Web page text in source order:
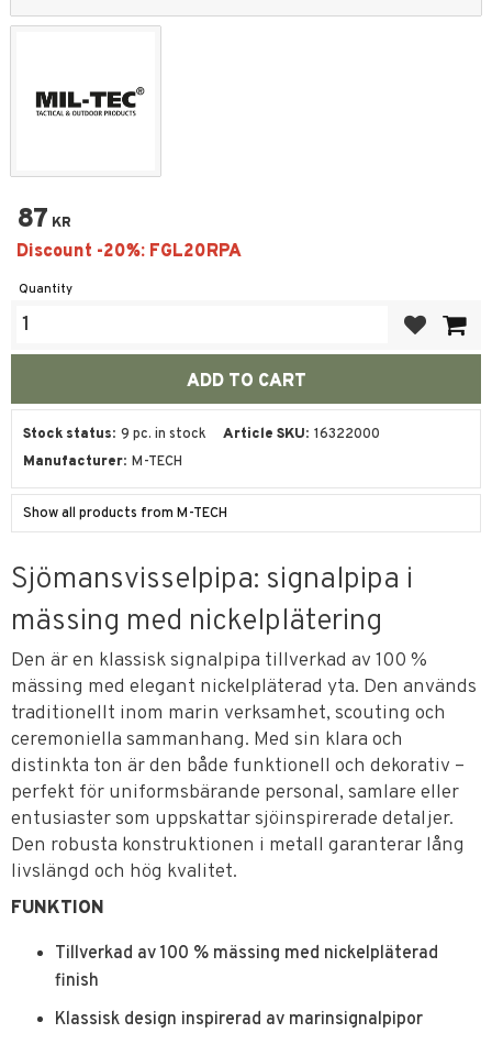
87 KR
Quantity
Stock status 9 pc. in stock Article SKU 16322000
Manufacturer M-TECH
Show all products from M-TECH
Sjömansvisselpipa: signalpipa i
mässing med nickelplätering
Den är en klassisk signalpipa tillverkad av 100 %
mässing med elegant nickelpläterad yta. Den används
traditionellt inom marin verksamhet, scouting och
ceremoniella sammanhang. Med sin klara och
distinkta ton är den både funktionell och dekorativ –
perfekt för uniformsbärande personal, samlare eller
entusiaster som uppskattar sjöinspirerade detaljer.
Den robusta konstruktionen i metall garanterar lång
livslängd och hög kvalitet.
FUNKTION
Tillverkad av 100 % mässing med nickelpläterad
finish
Klassisk design inspirerad av marinsignalpipor